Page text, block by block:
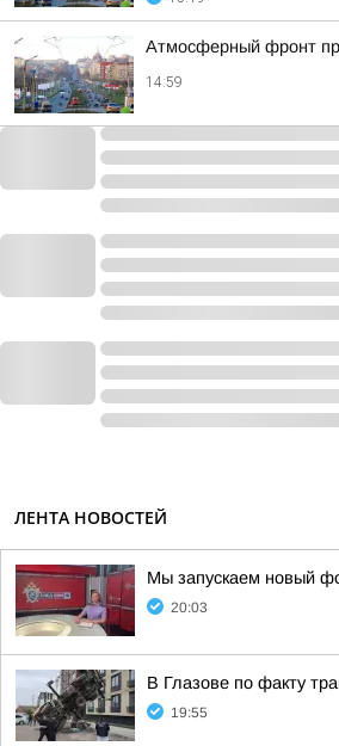
Атмосферный фронт
14:59
ЛЕНТА НОВОСТЕЙ
Мы запускаем новый
20:03
В Глазове по факту
19:55